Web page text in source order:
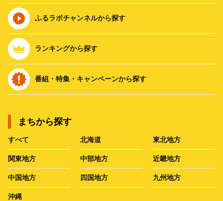
ふるラボチャンネルから探す
ランキングから探す
番組・特集・キャンペーンから探す
まちから探す
すべて 北海道 東北地方
関東地方 中部地方 近畿地方
中国地方 四国地方 九州地方
沖縄